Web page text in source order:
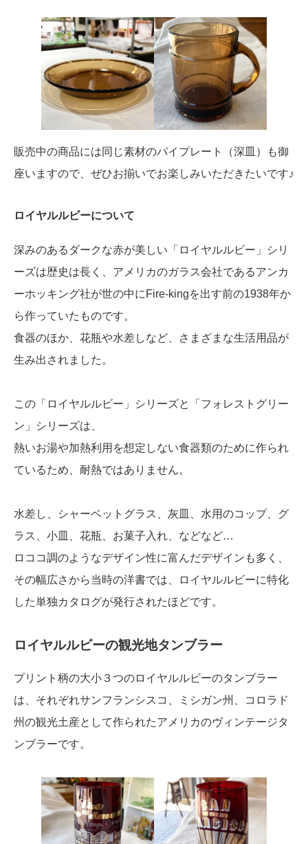
販売中の商品には同じ素材のパイプレート（深皿）も御
座いますので、ぜひお揃いでお楽しみいただきたいです♪
ロイヤルルビーについて
深みのあるダークな赤が美しい「ロイヤルルビー」シリ
ーズは歴史は長く、アメリカのガラス会社であるアンカ
ーホッキング社が世の中にFire-kingを出す前の1938年か
ら作っていたものです。
食器のほか、花瓶や水差しなど、さまざまな生活用品が
生み出されました。
この「ロイヤルルビー」シリーズと「フォレストグリー
ン」シリーズは、
熱いお湯や加熱利用を想定しない食器類のために作られ
ているため、耐熱ではありません。
水差し、シャーベットグラス、灰皿、水用のコップ、グ
ラス、小皿、花瓶、お菓子入れ、などなど…
ロココ調のようなデザイン性に富んだデザインも多く、
その幅広さから当時の洋書では、ロイヤルルビーに特化
した単独カタログが発行されたほどです。
ロイヤルルビーの観光地タンブラー
プリント柄の大小３つのロイヤルルビーのタンブラー
は、それぞれサンフランシスコ、ミシガン州、コロラド
州の観光土産として作られたアメリカのヴィンテージタ
ンブラーです。